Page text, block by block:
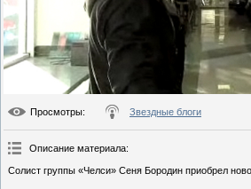
Просмотры: Звездные блоги
Описание материала:
Солист группы «Челси» Сеня Бородин приобрел